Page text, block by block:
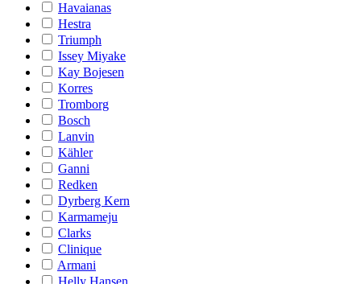
Havaianas
Hestra
Triumph
Issey Miyake
Kay Bojesen
Korres
Tromborg
Bosch
Lanvin
Kähler
Ganni
Redken
Dyrberg Kern
Karmameju
Clarks
Clinique
Armani
Helly Hansen